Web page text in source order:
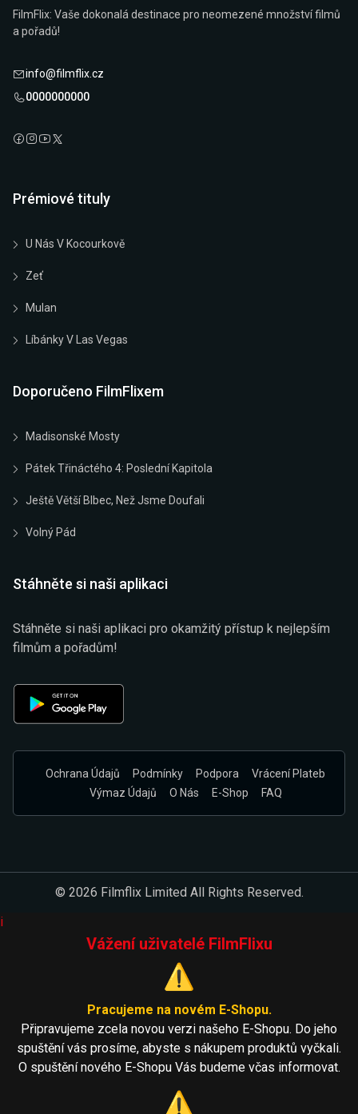
FilmFlix: Vaše dokonalá destinace pro neomezené množství filmů
a pořadů!
info@filmflix.cz
0000000000
Prémiové tituly
U Nás V Kocourkově
Zeť
Mulan
Líbánky V Las Vegas
Doporučeno FilmFlixem
Madisonské Mosty
Pátek Třináctého 4: Poslední Kapitola
Ještě Větší Blbec, Než Jsme Doufali
Volný Pád
Stáhněte si naši aplikaci
Stáhněte si naši aplikaci pro okamžitý přístup k nejlepším
filmům a pořadům!
Ochrana Údajů Podmínky Podpora
Vrácení Plateb
Výmaz Údajů
O Nás E-Shop FAQ
© 2026 Filmflix Limited All Rights Reserved.
i
Vážení uživatelé FilmFlixu
⚠️
Pracujeme na novém E-Shopu.
Připravujeme zcela novou verzi našeho E-Shopu. Do jeho
spuštění vás prosíme, abyste s nákupem produktů vyčkali.
O spuštění nového E-Shopu Vás budeme včas informovat.
⚠️